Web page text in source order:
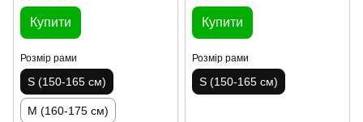
Купити
Розмір рами
S (150-165 см)
M (160-175 см)
Купити
Розмір рами
S (150-165 см)